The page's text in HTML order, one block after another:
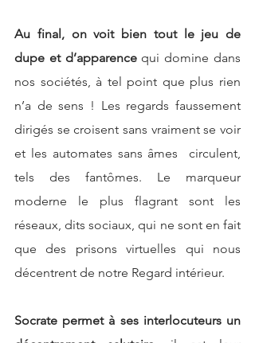
Au final, on voit bien tout le jeu de
dupe et d’apparence qui domine dans
nos sociétés, à tel point que plus rien
n’a de sens ! Les regards faussement
dirigés se croisent sans vraiment se voir
et les automates sans âmes  circulent,
tels des fantômes. Le marqueur
moderne le plus flagrant sont les
réseaux, dits sociaux, qui ne sont en fait
que des prisons virtuelles qui nous
décentrent de notre Regard intérieur.
Socrate permet à ses interlocuteurs un